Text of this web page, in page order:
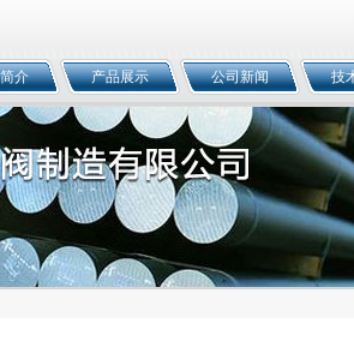
介 产品展示 公司新闻 技